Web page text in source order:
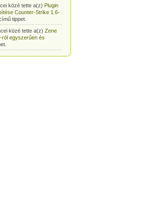
közé tette a(z) Plugin
Counter-Strike 1.6-
tippet.
közé tette a(z) Zene
ról egyszerűen és
közé tette a(z)Counter